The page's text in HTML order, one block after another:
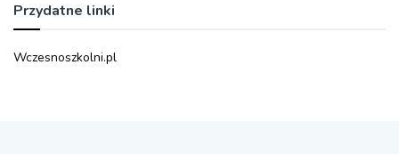
Przydatne linki
Wczesnoszkolni.pl